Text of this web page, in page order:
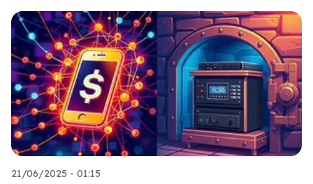
21/06/2025 - 01:15